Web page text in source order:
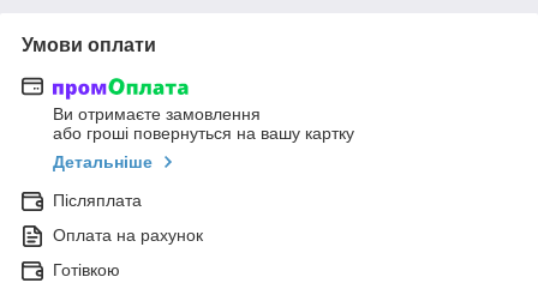
Умови оплати
Ви отримаєте замовлення
або гроші повернуться на вашу картку
Детальніше
Післяплата
Оплата на рахунок
Готівкою